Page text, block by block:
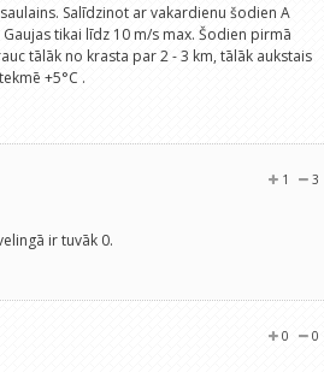
Salīdzinot ar vakardienu šodien A
tikai līdz 10 m/s max. Šodien pirmā
tālāk no krasta par 2 - 3 km, tālāk aukstais
+5°C .
3
1
ir tuvāk 0.
0
0